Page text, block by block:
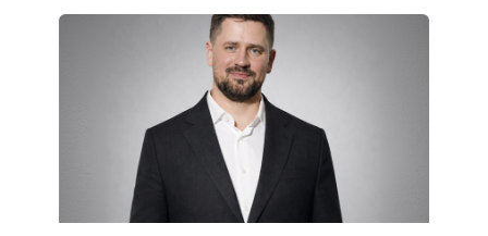
КОТОРЫЕ
РАЗВИВАЮТ
ТЕХНОЛОГИЧЕСКОЕ
ОБРАЗОВАНИЕ
ТАДЖИКИСТАНА